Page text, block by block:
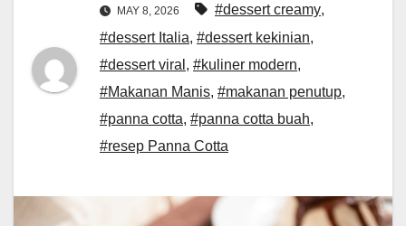
MAY 8, 2026 #dessert creamy,
#dessert Italia, #dessert kekinian,
#dessert viral , #kuliner modern,
#Makanan Manis, #makanan penutup,
#panna cotta, #panna cotta buah,
#resep Panna Cotta